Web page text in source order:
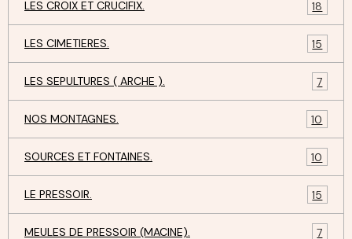
LES CROIX ET CRUCIFIX. 18
LES CIMETIERES. 15
LES SEPULTURES ( ARCHE ). 7
NOS MONTAGNES. 10
SOURCES ET FONTAINES. 10
LE PRESSOIR. 15
MEULES DE PRESSOIR (MACINE). 7